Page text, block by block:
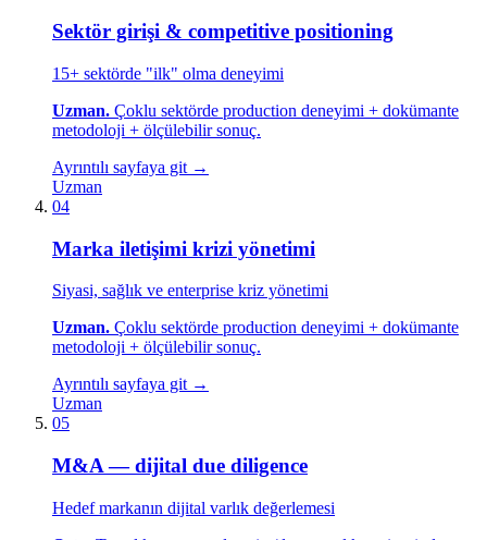
Sektör girişi & competitive positioning
15+ sektörde "ilk" olma deneyimi
Uzman. Çoklu sektörde production deneyimi + dokümante
metodoloji + ölçülebilir sonuç.
Ayrıntılı sayfaya git →
Uzman
04
Marka iletişimi krizi yönetimi
Siyasi, sağlık ve enterprise kriz yönetimi
Uzman. Çoklu sektörde production deneyimi + dokümante
metodoloji + ölçülebilir sonuç.
Ayrıntılı sayfaya git →
Uzman
05
M&A — dijital due diligence
Hedef markanın dijital varlık değerlemesi